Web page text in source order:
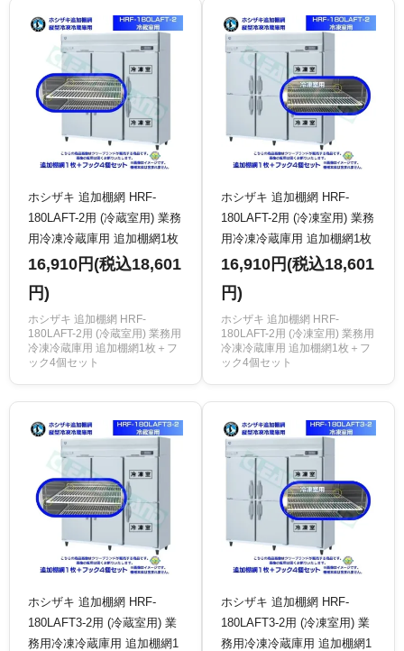
ホシザキ 追加棚網 HRF-
180LAFT-2用 (冷蔵室用) 業務
用冷凍冷蔵庫用 追加棚網1枚
＋フック4個セット
16,910円(税込18,601
円)
ホシザキ 追加棚網 HRF-
180LAFT-2用 (冷蔵室用) 業務用
冷凍冷蔵庫用 追加棚網1枚＋フ
ック4個セット
ホシザキ 追加棚網 HRF-
180LAFT-2用 (冷凍室用) 業務
用冷凍冷蔵庫用 追加棚網1枚
＋フック4個セット
16,910円(税込18,601
円)
ホシザキ 追加棚網 HRF-
180LAFT-2用 (冷凍室用) 業務用
冷凍冷蔵庫用 追加棚網1枚＋フ
ック4個セット
ホシザキ 追加棚網 HRF-
180LAFT3-2用 (冷蔵室用) 業
務用冷凍冷蔵庫用 追加棚網1
ホシザキ 追加棚網 HRF-
180LAFT3-2用 (冷凍室用) 業
務用冷凍冷蔵庫用 追加棚網1